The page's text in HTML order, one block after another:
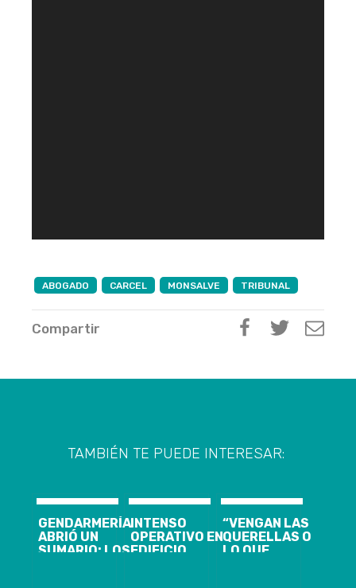
ABOGADO CARCEL MONSALVE TRIBUNAL
Compartir
TAMBIÉN TE PUEDE INTERESAR:
GENDARMERÍA
ABRIÓ UN
SUMARIO: LOS
INTENSO
OPERATIVO EN
EDIFICIO
“VENGAN LAS
QUERELLAS O
LO QUE